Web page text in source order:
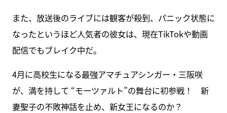
また、放送後のライブには観客が殺到、パニック状態に
なったというほど人気者の彼女は、現在TikTokや動画
配信でもブレイク中だ。
4月に高校生になる最強アマチュアシンガー・三阪咲
が、満を持して “モーツァルト”の舞台に初参戦！ 新
妻聖子の不敗神話を止め、新女王になるのか？